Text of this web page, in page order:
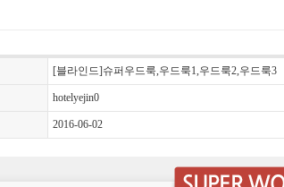
[블라인드]슈퍼우드룩,우드룩1,우드룩2,우드룩3
hotelyejin0
2016-06-02